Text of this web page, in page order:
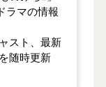
ラマの情報
スト、最新
随時更新